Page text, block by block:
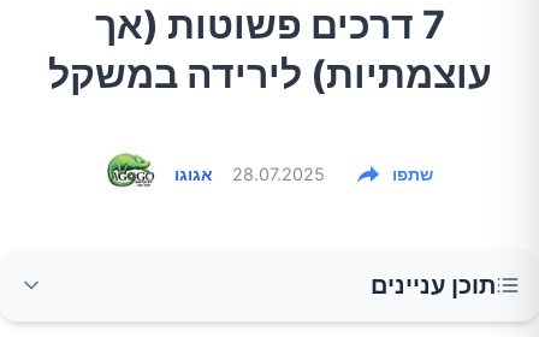
7 דרכים פשוטות (אך
עוצמתיות) לירידה במשקל
אגוגו 28.07.2025 שתפו
תוכן עניינים